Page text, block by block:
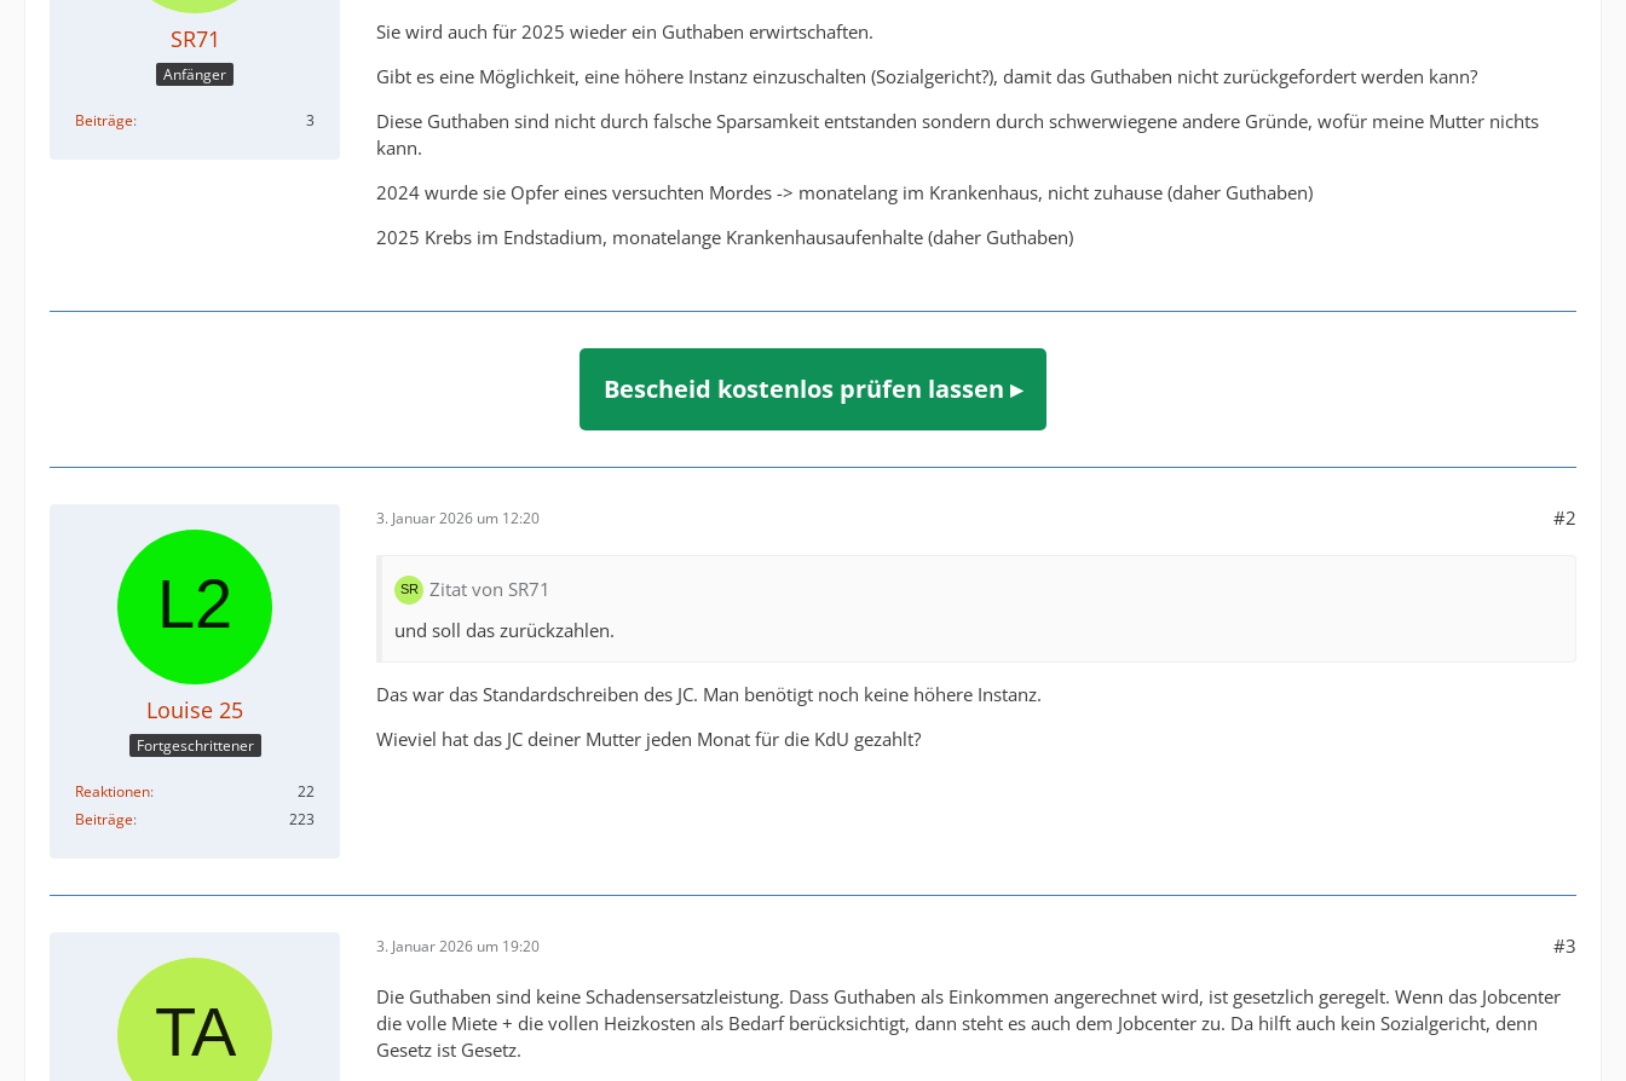
SR71
Anfänger
Beiträge 3
Sie wird auch für 2025 wieder ein Guthaben erwirtschaften.
Gibt es eine Möglichkeit, eine höhere Instanz einzuschalten (Sozialgericht?), damit das Guthaben nicht zurückgefordert werden kann?
Diese Guthaben sind nicht durch falsche Sparsamkeit entstanden sondern durch schwerwiegene andere Gründe, wofür meine Mutter nichts
kann.
2024 wurde sie Opfer eines versuchten Mordes -> monatelang im Krankenhaus, nicht zuhause (daher Guthaben)
2025 Krebs im Endstadium, monatelange Krankenhausaufenhalte (daher Guthaben)
Bescheid kostenlos prüfen lassen ▸
Louise 25
Fortgeschrittener
Reaktionen
22
Beiträge
223
3. Januar 2026 um 12:20 #2
Zitat von SR71
und soll das zurückzahlen.
Das war das Standardschreiben des JC. Man benötigt noch keine höhere Instanz.
Wieviel hat das JC deiner Mutter jeden Monat für die KdU gezahlt?
3. Januar 2026 um 19:20 #3
Die Guthaben sind keine Schadensersatzleistung. Dass Guthaben als Einkommen angerechnet wird, ist gesetzlich geregelt. Wenn das Jobcenter
die volle Miete + die vollen Heizkosten als Bedarf berücksichtigt, dann steht es auch dem Jobcenter zu. Da hilft auch kein Sozialgericht, denn
Gesetz ist Gesetz.